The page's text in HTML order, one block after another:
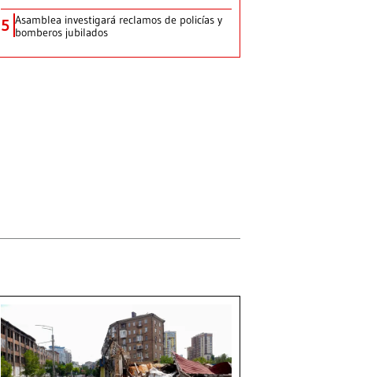
5 Asamblea investigará reclamos de policías y
bomberos jubilados